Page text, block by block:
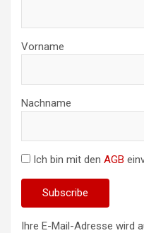
Vorname
Nachname
Ich bin mit den AGB
Ihre E-Mail-Adresse wird